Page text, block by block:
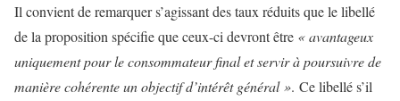
Il convient de remarquer s’agissant des taux réduits que le libellé
de la proposition spécifie que ceux-ci devront être « avantageux
uniquement pour le consommateur final et servir à poursuivre de
manière cohérente un objectif d’intérêt général ». Ce libellé s’il